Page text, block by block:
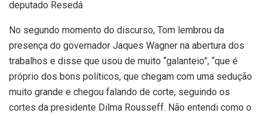
deputado Resedá
No segundo momento do discurso, Tom lembrou da
presença do governador Jaques Wagner na abertura dos
trabalhos e disse que usou de muito “galanteio”, “que é
próprio dos bons políticos, que chegam com uma sedução
muito grande e chegou falando de corte, seguindo os
cortes da presidente Dilma Rousseff. Não entendi como o